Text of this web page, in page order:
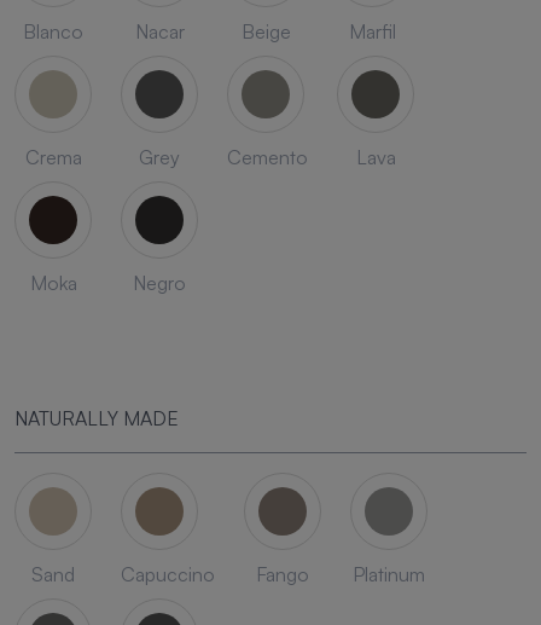
Blanco Nacar Beige Marfil
Crema Grey Cemento Lava
Moka Negro
NATURALLY MADE
Sand Capuccino Fango Platinum